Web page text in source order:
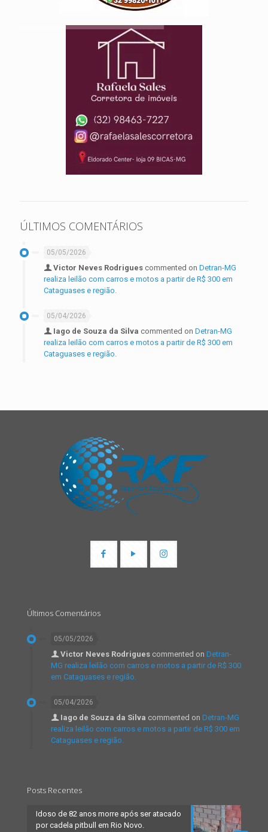
ÚLTIMOS COMENTÁRIOS
05/05/2026
Victor Neves Rodrigues commented on Detran-MG
realiza leilão com carros e motos a partir de R$ 300 em
Cataguases e região.
05/04/2026
Iago de Souza da Silva commented on Detran-MG
realiza leilão com carros e motos a partir de R$ 300 em
Cataguases e região.
Últimos Comentários
05/05/2026
Victor Neves Rodrigues commented on Detran-
MG realiza leilão com carros e motos a partir de R$ 300
em Cataguases e região.
05/04/2026
Iago de Souza da Silva commented on Detran-MG
realiza leilão com carros e motos a partir de R$ 300 em
Cataguases e região.
Posts Recentes
Idoso de 82 anos morre após ser atacado
por cadela pitbull em Rio Novo.